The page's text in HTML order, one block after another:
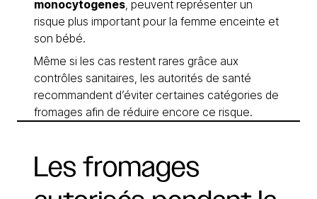
monocytogenes, peuvent représenter un
risque plus important pour la femme enceinte et
son bébé.
Même si les cas restent rares grâce aux
contrôles sanitaires, les autorités de santé
recommandent d’éviter certaines catégories de
fromages afin de réduire encore ce risque.
Les fromages